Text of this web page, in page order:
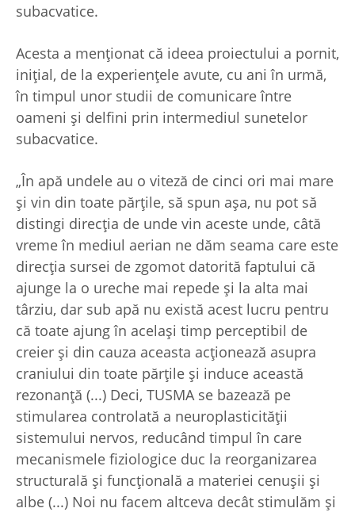
subacvatice.
Acesta a menţionat că ideea proiectului a pornit,
iniţial, de la experienţele avute, cu ani în urmă,
în timpul unor studii de comunicare între
oameni şi delfini prin intermediul sunetelor
subacvatice.
„În apă undele au o viteză de cinci ori mai mare
şi vin din toate părţile, să spun aşa, nu pot să
distingi direcţia de unde vin aceste unde, câtă
vreme în mediul aerian ne dăm seama care este
direcţia sursei de zgomot datorită faptului că
ajunge la o ureche mai repede şi la alta mai
târziu, dar sub apă nu există acest lucru pentru
că toate ajung în acelaşi timp perceptibil de
creier şi din cauza aceasta acţionează asupra
craniului din toate părţile şi induce această
rezonanţă (...) Deci, TUSMA se bazează pe
stimularea controlată a neuroplasticităţii
sistemului nervos, reducând timpul în care
mecanismele fiziologice duc la reorganizarea
structurală şi funcţională a materiei cenuşii şi
albe (...) Noi nu facem altceva decât stimulăm şi